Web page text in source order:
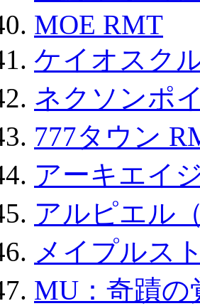
MOE RMT
ケイオスク
ネクソンポ
777タウン
アーキエイ
アルピエル
メイプルス
MU：奇蹟の